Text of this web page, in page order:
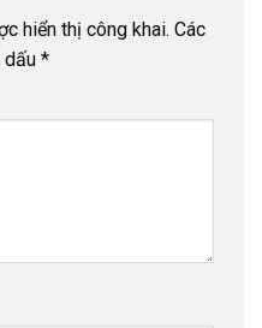
hiển thị công khai. Các
dấu *